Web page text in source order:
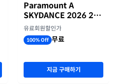
Paramount A
SKYDANCE 2026 2분
기 실적
유료회원할인가
100% Off 무료
지금 구매하기